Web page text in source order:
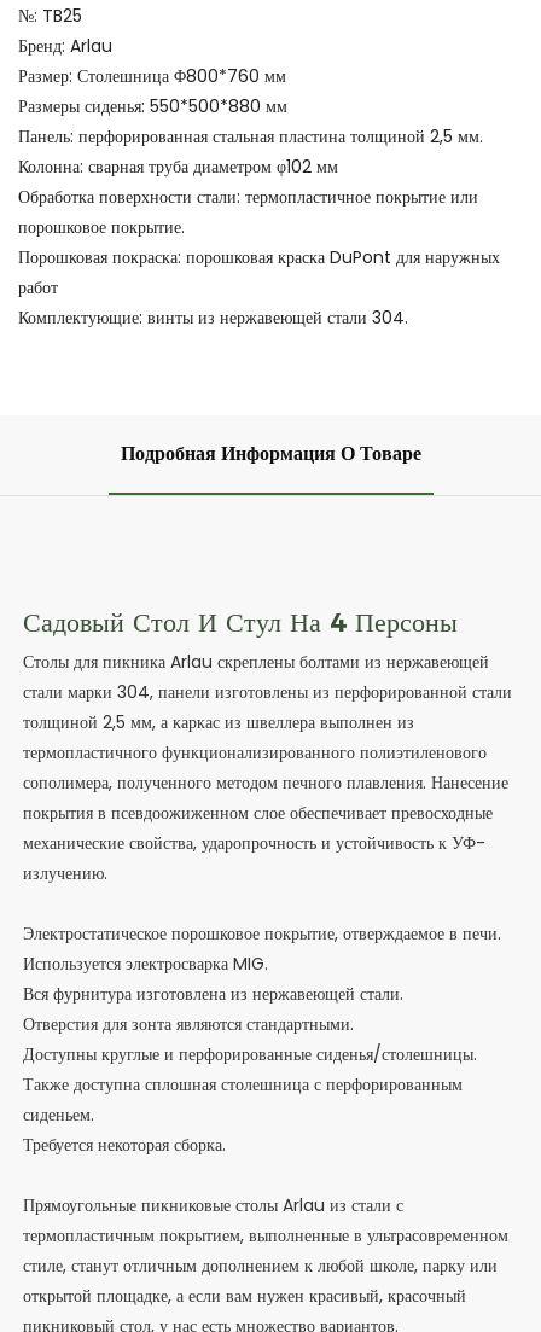
№: TB25
Бренд: Arlau
Размер: Столешница Φ800*760 мм
Размеры сиденья: 550*500*880 мм
Панель: перфорированная стальная пластина толщиной 2,5 мм.
Колонна: сварная труба диаметром φ102 мм
Обработка поверхности стали: термопластичное покрытие или
порошковое покрытие.
Порошковая покраска: порошковая краска DuPont для наружных
работ
Комплектующие: винты из нержавеющей стали 304.
Подробная Информация О Товаре
Садовый Стол И Стул На 4 Персоны
Столы для пикника Arlau скреплены болтами из нержавеющей
стали марки 304, панели изготовлены из перфорированной стали
толщиной 2,5 мм, а каркас из швеллера выполнен из
термопластичного функционализированного полиэтиленового
сополимера, полученного методом печного плавления. Нанесение
покрытия в псевдоожиженном слое обеспечивает превосходные
механические свойства, ударопрочность и устойчивость к УФ-
излучению.
Электростатическое порошковое покрытие, отверждаемое в печи.
Используется электросварка MIG.
Вся фурнитура изготовлена ​​из нержавеющей стали.
Отверстия для зонта являются стандартными.
Доступны круглые и перфорированные сиденья/столешницы.
Также доступна сплошная столешница с перфорированным
сиденьем.
Требуется некоторая сборка.
Прямоугольные пикниковые столы Arlau из стали с
термопластичным покрытием, выполненные в ультрасовременном
стиле, станут отличным дополнением к любой школе, парку или
открытой площадке, а если вам нужен красивый, красочный
пикниковый стол, у нас есть множество вариантов.